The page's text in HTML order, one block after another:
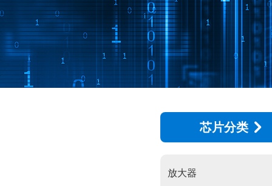
芯片分类
放大器